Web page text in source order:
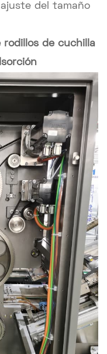
del tamaño
rodillos de cuchilla